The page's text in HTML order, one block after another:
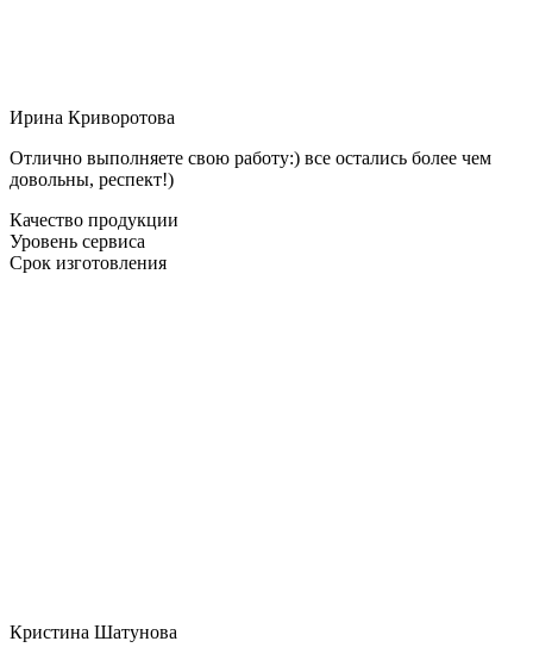
Ирина Криворотова
Отлично выполняете свою работу:) все остались более чем
довольны, респект!)
Качество продукции
Уровень сервиса
Срок изготовления
Кристина Шатунова